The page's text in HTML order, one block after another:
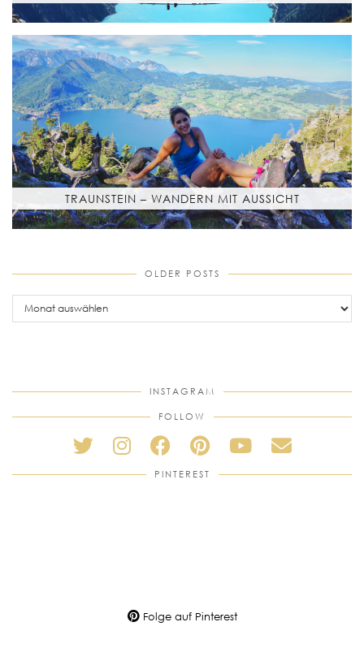
TRAUNSTEIN – WANDERN MIT AUSSICHT
OLDER POSTS
older
posts
INSTAGRAM
FOLLOW
PINTEREST
Folge auf Pinterest